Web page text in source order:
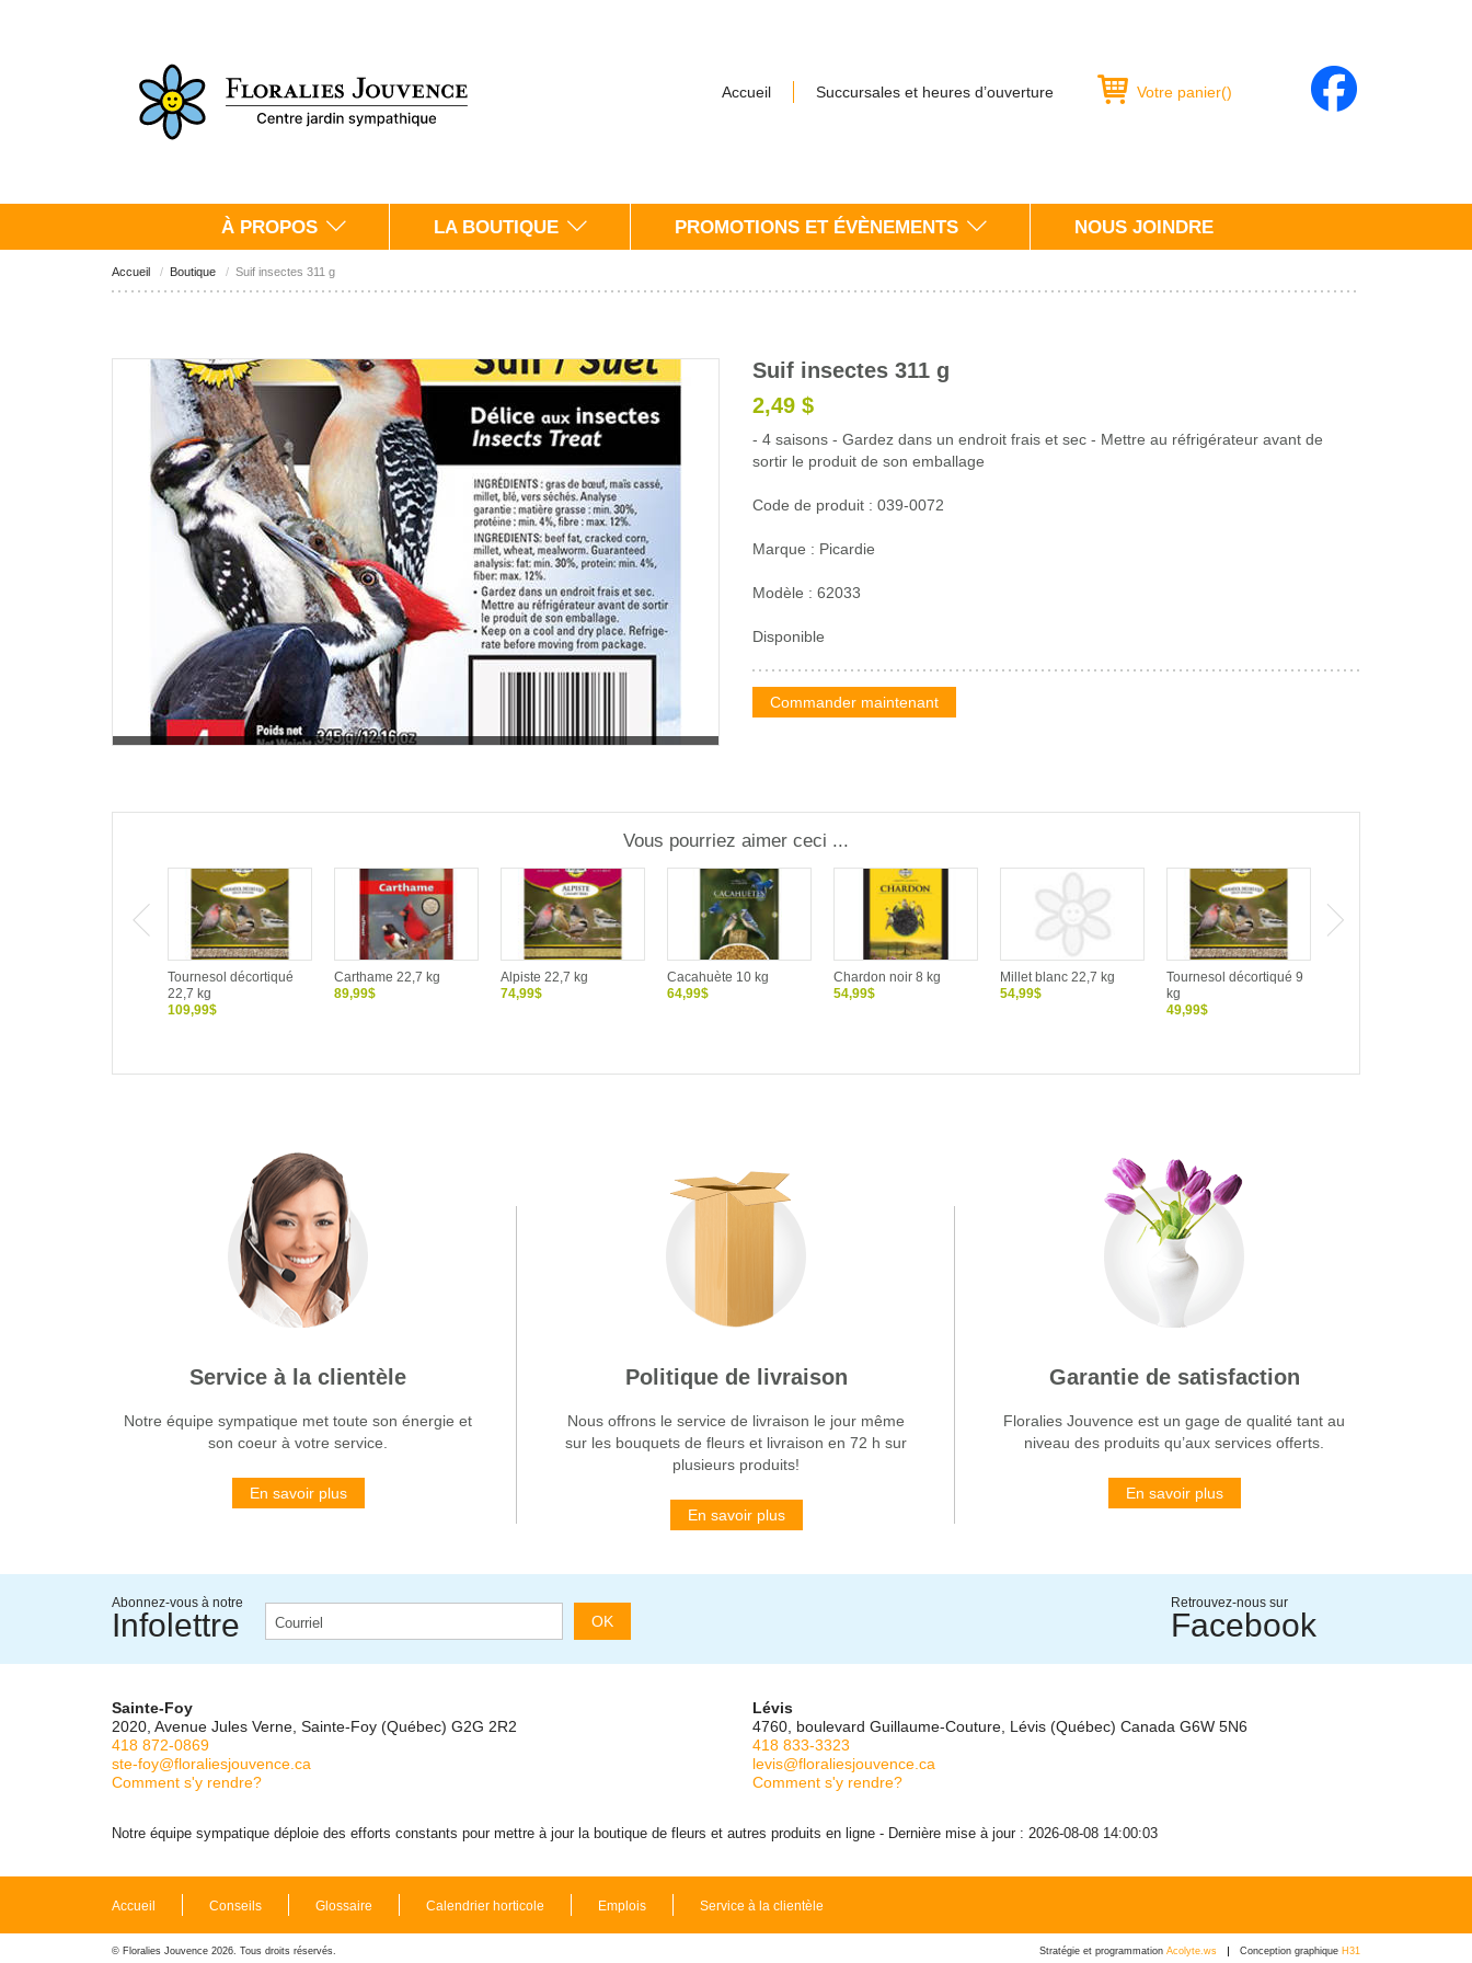
Accueil Succursales et heures d’ouverture Votre panier()
À PROPOS LA BOUTIQUE PROMOTIONS ET ÉVÈNEMENTS NOUS JOINDRE
Accueil Boutique Suif insectes 311 g
Suif insectes 311 g
2,49 $
- 4 saisons - Gardez dans un endroit frais et sec - Mettre au réfrigérateur avant de
sortir le produit de son emballage
Code de produit : 039-0072
Marque : Picardie
Modèle : 62033
Disponible
Commander maintenant
Vous pourriez aimer ceci ...
Tournesol décortiqué
22,7 kg
109,99$
Carthame 22,7 kg
89,99$
Alpiste 22,7 kg
74,99$
Cacahuète 10 kg
64,99$
Chardon noir 8 kg
54,99$
Millet blanc 22,7 kg
54,99$
Tournesol décortiqué 9
kg
49,99$
Service à la clientèle
Notre équipe sympatique met toute son énergie et
son coeur à votre service.
En savoir plus
Politique de livraison
Nous offrons le service de livraison le jour même
sur les bouquets de fleurs et livraison en 72 h sur
plusieurs produits!
En savoir plus
Garantie de satisfaction
Floralies Jouvence est un gage de qualité tant au
niveau des produits qu’aux services offerts.
En savoir plus
Abonnez-vous à notre
Infolettre OK
Retrouvez-nous sur
Facebook
Sainte-Foy
2020, Avenue Jules Verne, Sainte-Foy (Québec) G2G 2R2
418 872-0869
ste-foy@floraliesjouvence.ca
Comment s'y rendre?
Lévis
4760, boulevard Guillaume-Couture, Lévis (Québec) Canada G6W 5N6
418 833-3323
levis@floraliesjouvence.ca
Comment s'y rendre?
Notre équipe sympatique déploie des efforts constants pour mettre à jour la boutique de fleurs et autres produits en ligne - Dernière mise à jour : 2026-08-08 14:00:03
Accueil Conseils Glossaire Calendrier horticole Emplois Service à la clientèle
© Floralies Jouvence 2026. Tous droits réservés. Stratégie et programmation Acolyte.ws Conception graphique H31